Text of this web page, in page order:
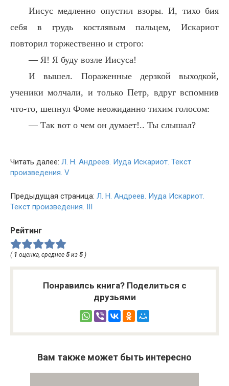
Иисус медленно опустил взоры. И, тихо бия
себя в грудь костлявым пальцем, Искариот
повторил торжественно и строго:
— Я! Я буду возле Иисуса!
И вышел. Пораженные дерзкой выходкой,
ученики молчали, и только Петр, вдруг вспомнив
что-то, шепнул Фоме неожиданно тихим голосом:
— Так вот о чем он думает!.. Ты слышал?
Читать далее: Л. Н. Андреев. Иуда Искариот. Текст
произведения. V
Предыдущая страница: Л. Н. Андреев. Иуда Искариот.
Текст произведения. III
Рейтинг
( 1 оценка, среднее 5 из 5 )
Понравилсь книга? Поделиться с
друзьями
Вам также может быть интересно